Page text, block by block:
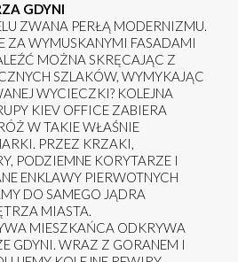
GDYNI
ZWANA PERŁĄ MODERNIZMU.
ZA WYMUSKANYMI FASADAMI
MOŻNA SKRĘCAJĄC Z
SZLAKÓW, WYMYKAJĄC
WYCIECZKI? KOLEJNA
KIEV OFFICE ZABIERA
W TAKIE WŁAŚNIE
PRZEZ KRZAKI,
PODZIEMNE KORYTARZE I
ENKLAWY PIERWOTNYCH
DO SAMEGO JĄDRA
MIASTA.
MIESZKAŃCA ODKRYWA
GDYNI. WRAZ Z GORANEM I